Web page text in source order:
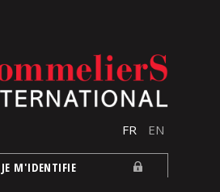
FR EN
JE M'IDENTIFIE